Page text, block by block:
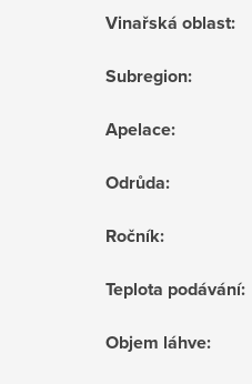
Vinařská oblast:
Subregion:
Apelace:
Odrůda:
Ročník:
Teplota podávání:
Objem láhve: